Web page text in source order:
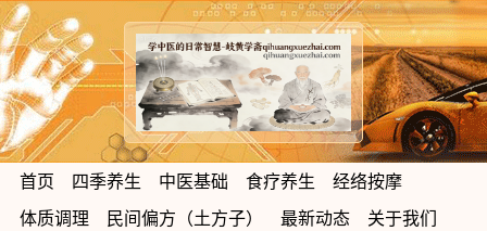
首页 四季养生 中医基础 食疗养生
经络按摩
体质调理
民间偏方（土方子） 最新动态 关于我们